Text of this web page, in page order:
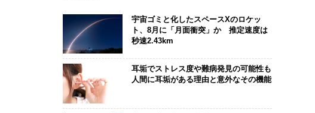
宇宙ゴミと化したスペースXのロケッ
ト、8月に「月面衝突」か 推定速度は
秒速2.43km
耳垢でストレス度や難病発見の可能性も
人間に耳垢がある理由と意外なその機能